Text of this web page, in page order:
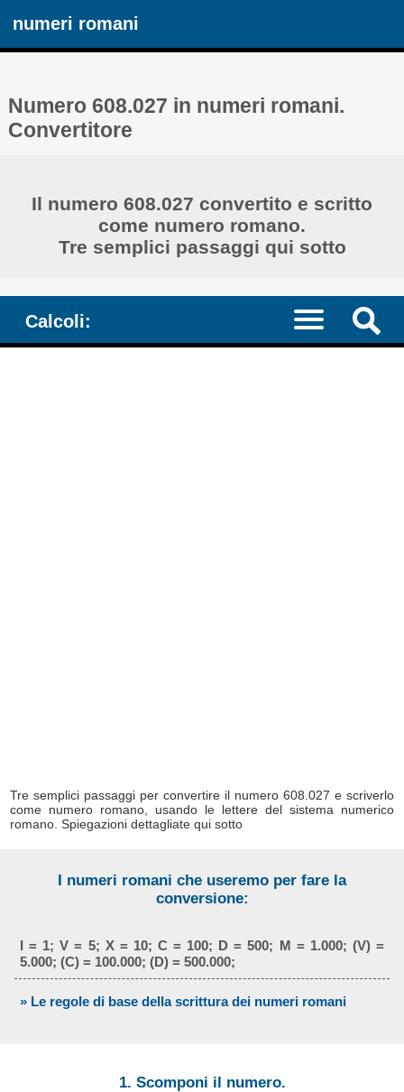
numeri romani
Numero 608.027 in numeri romani.
Convertitore
Il numero 608.027 convertito e scritto
come numero romano.
Tre semplici passaggi qui sotto
Calcoli:
Tre semplici passaggi per convertire il numero 608.027 e scriverlo
come numero romano, usando le lettere del sistema numerico
romano. Spiegazioni dettagliate qui sotto
I numeri romani che useremo per fare la
conversione:
I = 1; V = 5; X = 10; C = 100; D = 500; M = 1.000; (V) =
5.000; (C) = 100.000; (D) = 500.000;
» Le regole di base della scrittura dei numeri romani
1. Scomponi il numero.